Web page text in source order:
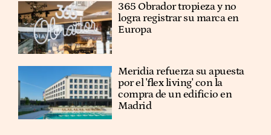
365 Obrador tropieza y no
logra registrar su marca en
Europa
Meridia refuerza su apuesta
por el 'flex living' con la
compra de un edificio en
Madrid